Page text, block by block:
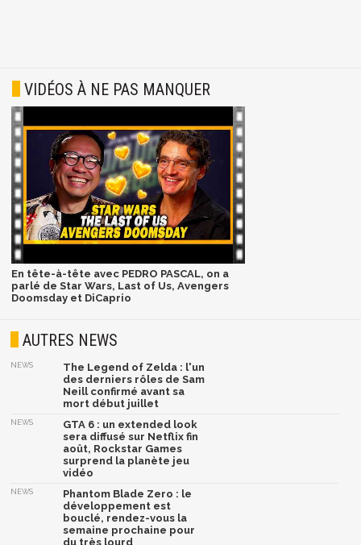
VIDÉOS À NE PAS MANQUER
En tête-à-tête avec PEDRO PASCAL, on a
parlé de Star Wars, Last of Us, Avengers
Doomsday et DiCaprio
AUTRES NEWS
NEWS
The Legend of Zelda : l'un
des derniers rôles de Sam
Neill confirmé avant sa
mort début juillet
NEWS
GTA 6 : un extended look
sera diffusé sur Netflix fin
août, Rockstar Games
surprend la planète jeu
vidéo
NEWS
Phantom Blade Zero : le
développement est
bouclé, rendez-vous la
semaine prochaine pour
du très lourd